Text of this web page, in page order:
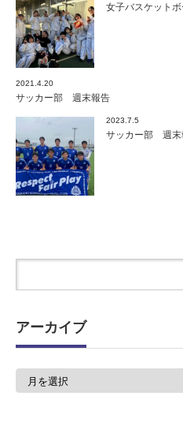
女子バスケット
2021.4.20
サッカー部 週末報告
2023.7.5
サッカー部 週末
アーカイブ
ア